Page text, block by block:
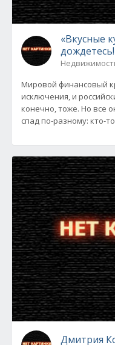
«Вкусные
дождетесь!
Мировой финансовый
исключения, и
конечно, тоже. Но все
спад по-разному: кто-
Дмитрия